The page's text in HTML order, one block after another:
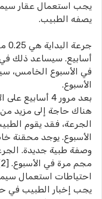
يجب استعمال عقار
يصفه الطبيب.
أسابيع. سيساعد ذلك
الأسبوع.
هناك حاجة إلى مزيد
الأسبوع. يوجد محقنة
مجم مرة في الأسبوع. [2]
احتياطات استعمال
يجب إخبار الطبيب في